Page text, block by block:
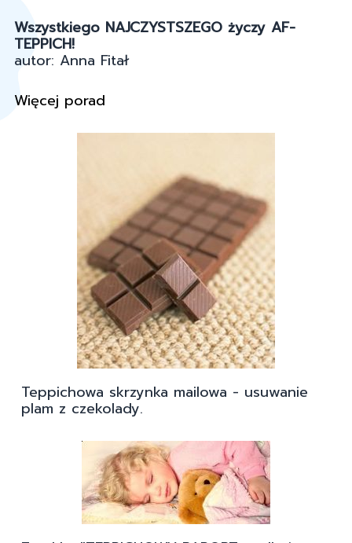
Wszystkiego NAJCZYSTSZEGO życzy AF-
TEPPICH!
autor: Anna Fitał
Więcej porad
Teppichowa skrzynka mailowa - usuwanie
plam z czekolady.